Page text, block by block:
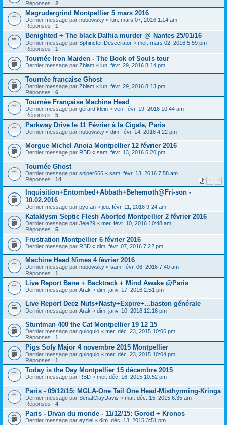
Réponses : 2
Magrudergrind Montpellier 5 mars 2016
Dernier message par nubowsky « lun. mars 07, 2016 1:14 am
Réponses : 1
Benighted + The black Dalhia murder @ Nantes 25/01/16
Dernier message par Sphincter Desecrator « mer. mars 02, 2016 5:59 pm
Réponses : 1
Tournée Iron Maiden - The Book of Souls tour
Dernier message par Zblam « lun. févr. 29, 2016 8:14 pm
Tournée française Ghost
Dernier message par Zblam « lun. févr. 29, 2016 8:13 pm
Réponses : 6
Tournée Française Machine Head
Dernier message par gérard klein « ven. févr. 19, 2016 10:44 am
Réponses : 5
Parkway Drive le 11 Février à la Cigale, Paris
Dernier message par nubowsky « dim. févr. 14, 2016 4:22 pm
Morgue Michel Anoia Montpellier 12 février 2016
Dernier message par RBD « sam. févr. 13, 2016 5:20 pm
Tournée Ghost
Dernier message par sniper666 « sam. févr. 13, 2016 7:58 am
Réponses : 14 1 2
Inquisition+Entombed+Abbath+Behemoth@Fri-son -
10.02.2016
Dernier message par pyofan « jeu. févr. 11, 2016 9:24 am
Kataklysm Septic Flesh Aborted Montpellier 2 février 2016
Dernier message par Jeje29 « mer. févr. 10, 2016 10:48 am
Réponses : 5
Frustration Montpellier 6 février 2016
Dernier message par RBD « dim. févr. 07, 2016 7:22 pm
Machine Head Nîmes 4 février 2016
Dernier message par nubowsky « sam. févr. 06, 2016 7:40 am
Réponses : 1
Live Report Bane + Backtrack + Mind Awake @Paris
Dernier message par Arak « dim. janv. 17, 2016 2:51 pm
Live Report Deez Nuts+Nasty+Expire+...baston générale
Dernier message par Arak « dim. janv. 10, 2016 12:16 pm
Stuntman 400 the Cat Montpellier 19 12 15
Dernier message par gulogulo « mer. déc. 23, 2015 10:06 pm
Réponses : 1
Pigs Sofy Major 4 novembre 2015 Montpellier
Dernier message par gulogulo « mer. déc. 23, 2015 10:04 pm
Réponses : 1
Today is the Day Montpellier 15 décembre 2015
Dernier message par RBD « mer. déc. 16, 2015 10:52 pm
Paris - 09/12/15: MGLA-One Tail One Head-Misthyrming-Kringa
Dernier message par SenatClayDavis « mar. déc. 15, 2015 6:35 am
Réponses : 4
Paris - Divan du monde - 11/12/15: Gorod + Kronos
Dernier message par eyziel « dim. déc. 13, 2015 3:51 pm